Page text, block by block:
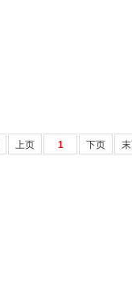
上页 1 下页